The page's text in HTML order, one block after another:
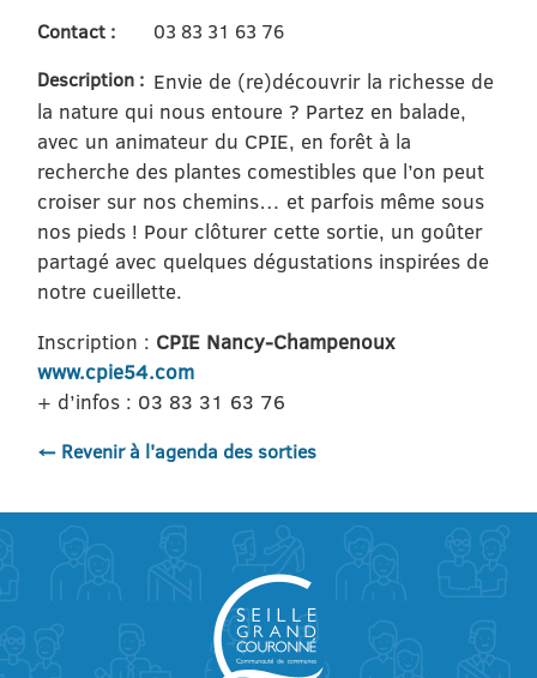
Contact :
03 83 31 63 76
Description : Envie de (re)découvrir la richesse de
la nature qui nous entoure ? Partez en balade,
avec un animateur du CPIE, en forêt à la
recherche des plantes comestibles que l’on peut
croiser sur nos chemins… et parfois même sous
nos pieds ! Pour clôturer cette sortie, un goûter
partagé avec quelques dégustations inspirées de
notre cueillette.
Inscription : CPIE Nancy-Champenoux
www.cpie54.com
+ d’infos : 03 83 31 63 76
← Revenir à l'agenda des sorties